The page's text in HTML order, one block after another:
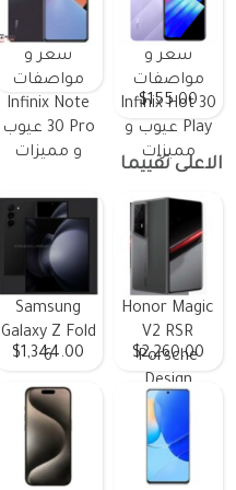
سعر و
مواصفات
Infinix Hot 30
Play عيوب و
مميزات
$155.00
سعر و
مواصفات
Infinix Note
30 Pro عيوب
و مميزات
الاعلى تقييما
Honor Magic
V2 RSR
Porsche
Design
$2,260.00
Samsung
Galaxy Z Fold
6
$1,344.00